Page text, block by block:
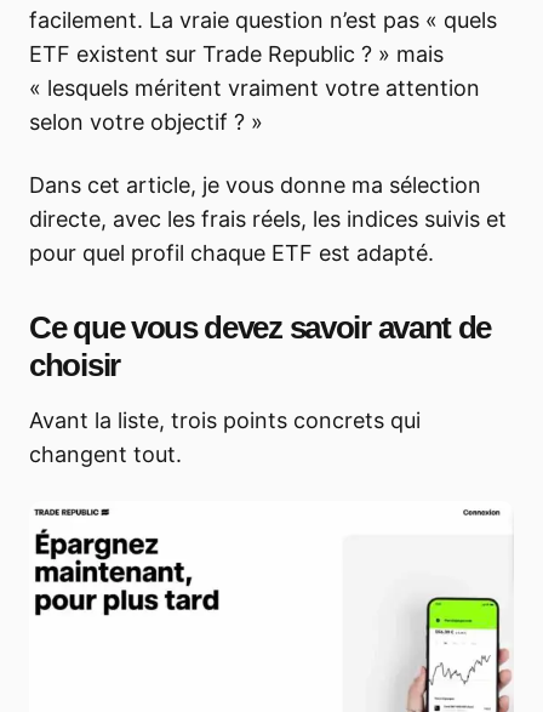
facilement. La vraie question n’est pas « quels
ETF existent sur Trade Republic ? » mais
« lesquels méritent vraiment votre attention
selon votre objectif ? »
Dans cet article, je vous donne ma sélection
directe, avec les frais réels, les indices suivis et
pour quel profil chaque ETF est adapté.
Ce que vous devez savoir avant de
choisir
Avant la liste, trois points concrets qui
changent tout.